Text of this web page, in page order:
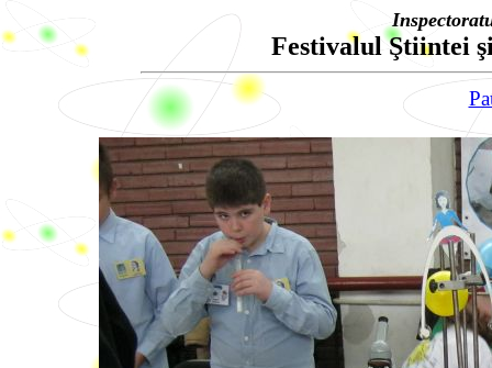
Festivalul Ştiintei